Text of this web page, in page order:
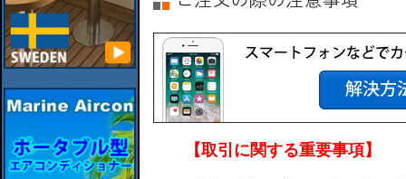
【取引に関する重要事項】